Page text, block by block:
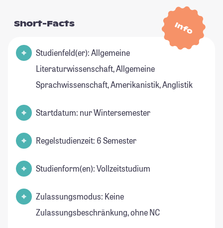
Info
Short-Facts
Studienfeld(er): Allgemeine
Literaturwissenschaft, Allgemeine
Sprachwissenschaft, Amerikanistik, Anglistik
Startdatum: nur Wintersemester
Regelstudienzeit: 6 Semester
Studienform(en): Vollzeitstudium
Zulassungsmodus: Keine
Zulassungsbeschränkung, ohne NC